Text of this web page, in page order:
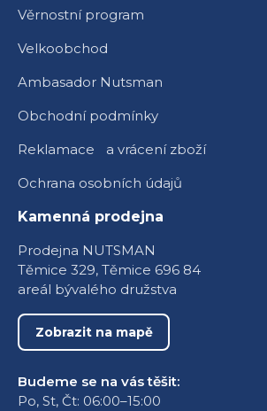
Věrnostní program
Velkoobchod
Ambasador Nutsman
Obchodní podmínky
Reklamace a vrácení zboží
Ochrana osobních údajů
Kamenná prodejna
Prodejna NUTSMAN
Těmice 329, Těmice 696 84
areál bývalého družstva
Zobrazit na mapě
Budeme se na vás těšit:
Po, St, Čt: 06:00–15:00